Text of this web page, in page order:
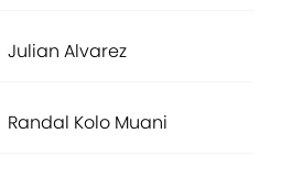
Julian Alvarez
Randal Kolo Muani